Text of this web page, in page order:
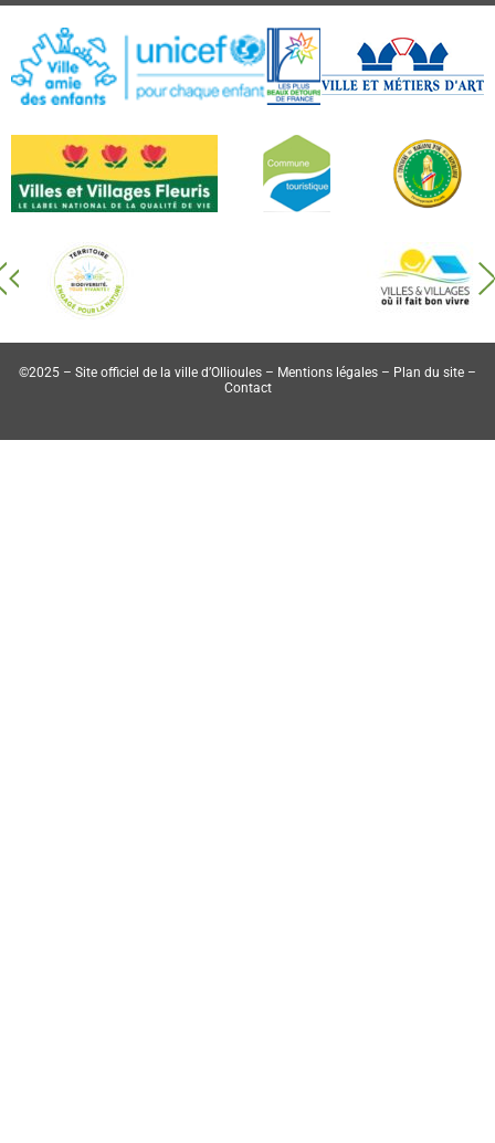
©2025 – Site officiel de la ville d’Ollioules – Mentions légales – Plan du site –
Contact